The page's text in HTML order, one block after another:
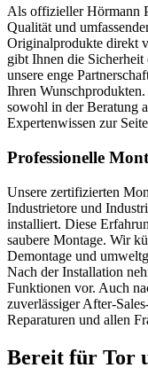
Als offizieller Hörmann
Qualität und
Originalprodukte direkt
gibt Ihnen die
unsere enge
Ihren Wunschprodukten.
sowohl in der Beratung
Expertenwissen zur
Professionelle
Unsere zertifizierten
Industrietore und
installiert. Diese
saubere Montage. Wir
Demontage und
Nach der Installation
Funktionen vor. Auch
zuverlässiger After-
Reparaturen und allen
Bereit für Tor